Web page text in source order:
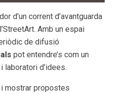
d’un corrent d’avantguarda
Amb un espai
de difusió
pot entendre’s com un
d’idees.
mostrar propostes